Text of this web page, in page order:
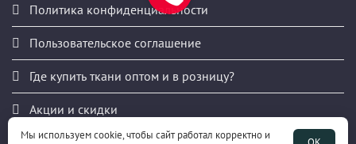
Мы используем cookie, чтобы сайт работал корректно и
Политика конфиденциальности
Пользовательское соглашение
Где купить ткани оптом и в розницу?
Акции и скидки